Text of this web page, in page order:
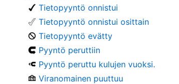
Tietopyyntö onnistui
Tietopyyntö onnistui osittain
Tietopyyntö evätty
Pyyntö peruttiin
Pyyntö peruttu kulujen vuoksi.
Viranomainen puuttuu